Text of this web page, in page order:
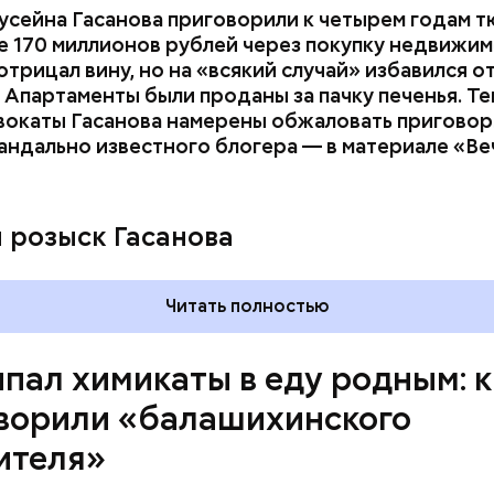
Гасанова приговорили к четырем годам
170 миллионов рублей через покупку
вину, но на «всякий случай» избавился
были проданы за пачку печенья.
Гасанова намерены обжаловать
известного блогера — в материале
Гасанова
Читать полностью
химикаты в еду родным:
«балашихинского